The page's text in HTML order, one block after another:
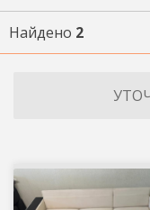
Найдено 2